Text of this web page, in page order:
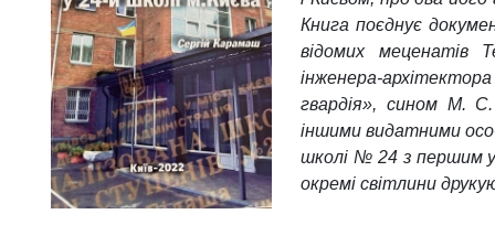
Книга поєднує
відомих меценатів
інженера-
гвардія», сином М.
іншими видатними
школі № 24 з першим
окремі світлини